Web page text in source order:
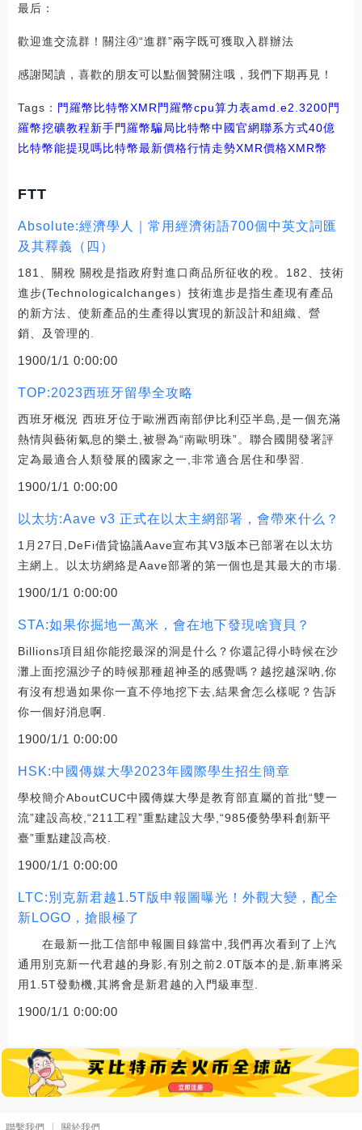
最后：
歡迎進交流群！關注④“進群”兩字既可獲取入群辦法
感謝閱讀，喜歡的朋友可以點個贊關注哦，我們下期再見！
Tags： 門羅幣 比特幣XMR門羅幣cpu算力表amd.e2.3200門
羅幣挖礦教程新手門羅幣騙局比特幣中國官網聯系方式40億
比特幣能提現嗎比特幣最新價格行情走勢XMR價格XMR幣
FTT
Absolute:經濟學人｜常用經濟術語700個中英文詞匯
及其釋義（四）
181、關稅 關稅是指政府對進口商品所征收的稅。182、技術
進步(Technologicalchanges）技術進步是指生產現有產品
的新方法、使新產品的生產得以實現的新設計和組織、營
銷、及管理的.
1900/1/1 0:00:00
TOP:2023西班牙留學全攻略
西班牙概況 西班牙位于歐洲西南部伊比利亞半島,是一個充滿
熱情與藝術氣息的樂土,被譽為“南歐明珠”。聯合國開發署評
定為最適合人類發展的國家之一,非常適合居住和學習.
1900/1/1 0:00:00
以太坊:Aave v3 正式在以太主網部署，會帶來什么？
1月27日,DeFi借貸協議Aave宣布其V3版本已部署在以太坊
主網上。以太坊網絡是Aave部署的第一個也是其最大的市場.
1900/1/1 0:00:00
STA:如果你掘地一萬米，會在地下發現啥寶貝？
Billions項目組你能挖最深的洞是什么？你還記得小時候在沙
灘上面挖濕沙子的時候那種超神圣的感覺嗎？越挖越深吶,你
有沒有想過如果你一直不停地挖下去,結果會怎么樣呢？告訴
你一個好消息啊.
1900/1/1 0:00:00
HSK:中國傳媒大學2023年國際學生招生簡章
學校簡介AboutCUC中國傳媒大學是教育部直屬的首批“雙一
流”建設高校,“211工程”重點建設大學,“985優勢學科創新平
臺”重點建設高校.
1900/1/1 0:00:00
LTC:別克新君越1.5T版申報圖曝光！外觀大變，配全
新LOGO，搶眼極了
在最新一批工信部申報圖目錄當中,我們再次看到了上汽
通用別克新一代君越的身影,有別之前2.0T版本的是,新車將采
用1.5T發動機,其將會是新君越的入門級車型.
1900/1/1 0:00:00
聯繫我們 關於我們